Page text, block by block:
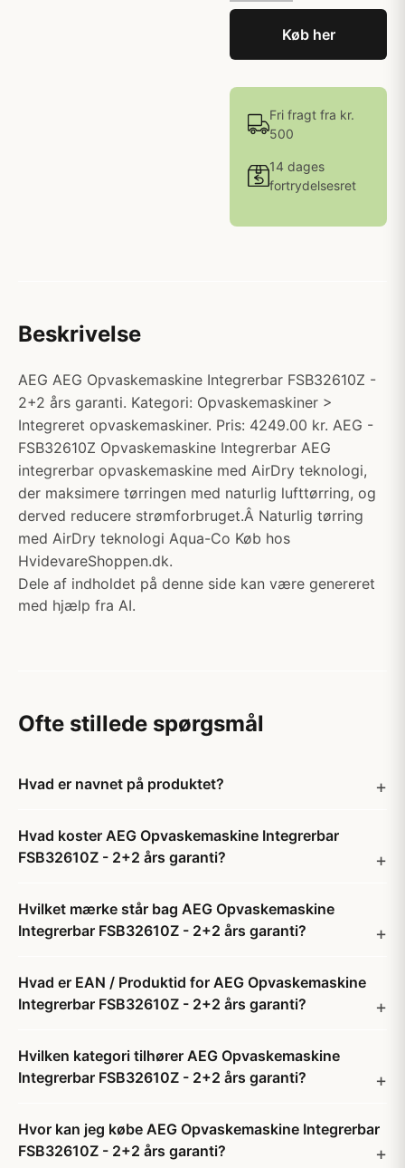
Køb her
Fri fragt fra kr.
500
14 dages
fortrydelsesret
Beskrivelse
AEG AEG Opvaskemaskine Integrerbar FSB32610Z -
2+2 års garanti. Kategori: Opvaskemaskiner >
Integreret opvaskemaskiner. Pris: 4249.00 kr. AEG -
FSB32610Z Opvaskemaskine Integrerbar AEG
integrerbar opvaskemaskine med AirDry teknologi,
der maksimere tørringen med naturlig lufttørring, og
derved reducere strømforbruget.Â Naturlig tørring
med AirDry teknologi Aqua-Co Køb hos
HvidevareShoppen.dk.
Dele af indholdet på denne side kan være genereret
med hjælp fra AI.
Ofte stillede spørgsmål
Hvad er navnet på produktet?
Hvad koster AEG Opvaskemaskine Integrerbar
FSB32610Z - 2+2 års garanti?
Hvilket mærke står bag AEG Opvaskemaskine
Integrerbar FSB32610Z - 2+2 års garanti?
Hvad er EAN / Produktid for AEG Opvaskemaskine
Integrerbar FSB32610Z - 2+2 års garanti?
Hvilken kategori tilhører AEG Opvaskemaskine
Integrerbar FSB32610Z - 2+2 års garanti?
Hvor kan jeg købe AEG Opvaskemaskine Integrerbar
FSB32610Z - 2+2 års garanti?